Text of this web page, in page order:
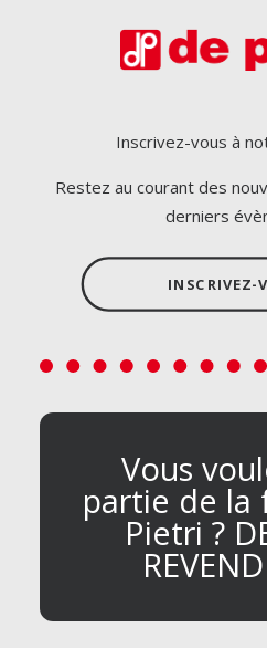
Inscrivez-vous à
Restez au courant des
derniers
INSCRIVEZ-
Vous
partie de la
Pietri ?